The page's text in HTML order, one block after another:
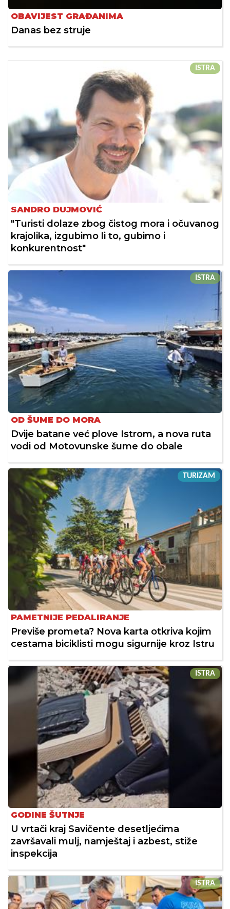
OBAVIJEST GRAĐANIMA
Danas bez struje
ISTRA
SANDRO DUJMOVIĆ
"Turisti dolaze zbog čistog mora i očuvanog
krajolika, izgubimo li to, gubimo i
konkurentnost"
ISTRA
OD ŠUME DO MORA
Dvije batane već plove Istrom, a nova ruta
vodi od Motovunske šume do obale
TURIZAM
PAMETNIJE PEDALIRANJE
Previše prometa? Nova karta otkriva kojim
cestama biciklisti mogu sigurnije kroz Istru
ISTRA
GODINE ŠUTNJE
U vrtači kraj Savičente desetljećima
završavali mulj, namještaj i azbest, stiže
inspekcija
ISTRA